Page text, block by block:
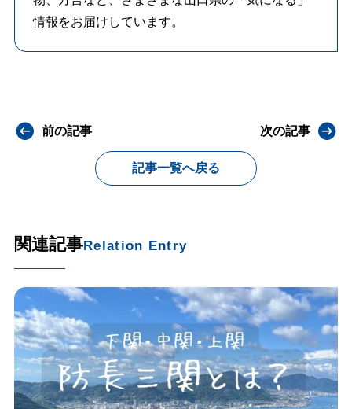
情報をお届けしています。
前の記事
記事一覧へ戻る
次の記事
関連記事Relation Entry